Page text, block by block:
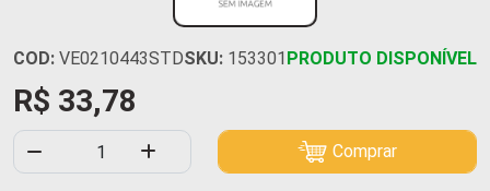
COD: VE0210443STDSKU: 153301 PRODUTO DISPONÍVEL
R$ 33,78
Comprar